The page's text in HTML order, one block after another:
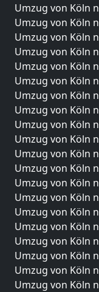
Umzug von Köln
Umzug von Köln
Umzug von Köln
Umzug von Köln
Umzug von Köln
Umzug von Köln
Umzug von Köln
Umzug von Köln
Umzug von Köln
Umzug von Köln
Umzug von Köln
Umzug von Köln
Umzug von Köln
Umzug von Köln
Umzug von Köln
Umzug von Köln
Umzug von Köln
Umzug von Köln
Umzug von Köln
Umzug von Köln